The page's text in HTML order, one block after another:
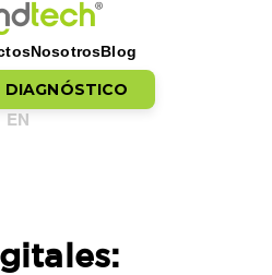
Nosotros Blog
DIAGNÓSTICO
EN